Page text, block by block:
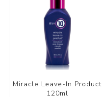
Miracle Leave-In Product
120ml